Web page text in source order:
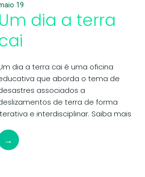
19
Um dia a terra
dia a terra cai é uma oficina
que aborda o tema de
associados a
de terra de forma
e interdisciplinar. Saiba mais
→